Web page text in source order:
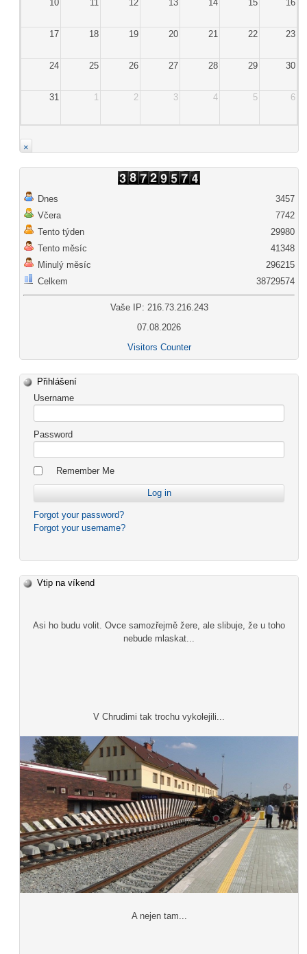
10 11 12 13 14 15 16
17 18 19 20 21 22 23
24 25 26 27 28 29 30
31 1 2 3 4 5 6
×
Dnes
Včera
Tento týden
Tento měsíc
Minulý měsíc
Celkem
3457
7742
29980
41348
296215
38729574
Vaše IP: 216.73.216.243
07.08.2026
Visitors Counter
Přihlášení
Username
Password
Remember Me
Forgot your password?
Forgot your username?
Vtip na víkend
Asi ho budu volit. Ovce samozřejmě žere, ale slibuje, že u toho
nebude mlaskat...
V Chrudimi tak trochu vykolejili...
A nejen tam...